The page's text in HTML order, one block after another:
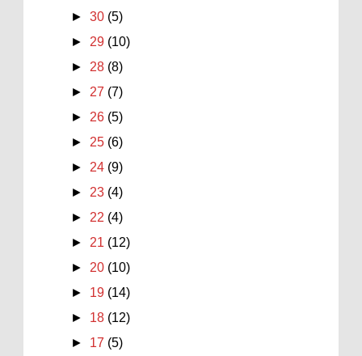
►30 (5)
► 29 (10)
► 28 (8)
► 27 (7)
► 26 (5)
► 25 (6)
► 24 (9)
► 23 (4)
► 22 (4)
► 21 (12)
► 20 (10)
► 19 (14)
► 18 (12)
► 17 (5)